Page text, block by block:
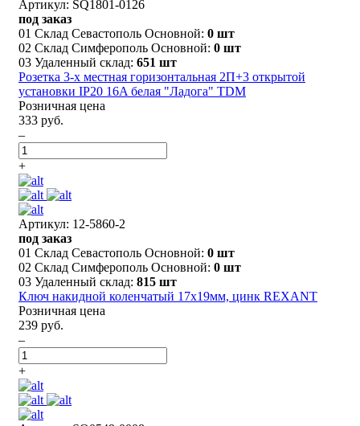
Артикул: SQ1801-0126
под заказ
01 Склад Севастополь Основной: 0 шт
02 Склад Симферополь Основной: 0 шт
03 Удаленный склад: 651 шт
Розетка 3-х местная горизонтальная 2П+3 открытой
установки IP20 16A белая "Ладога" TDM
Розничная цена
333 руб.
–
+
Артикул: 12-5860-2
под заказ
01 Склад Севастополь Основной: 0 шт
02 Склад Симферополь Основной: 0 шт
03 Удаленный склад: 815 шт
Ключ накидной коленчатый 17х19мм, цинк REXANT
Розничная цена
239 руб.
–
+